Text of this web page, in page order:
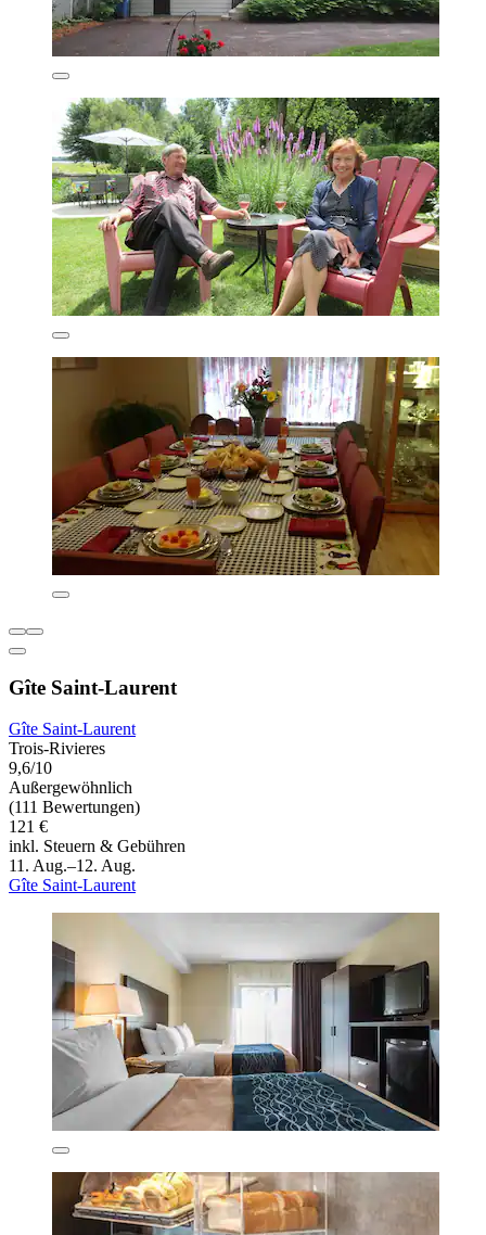
Gîte Saint-Laurent
Gîte Saint-Laurent
Trois-Rivieres
9,6/10
Außergewöhnlich
(111 Bewertungen)
121 €
inkl. Steuern & Gebühren
11. Aug.–12. Aug.
Gîte Saint-Laurent